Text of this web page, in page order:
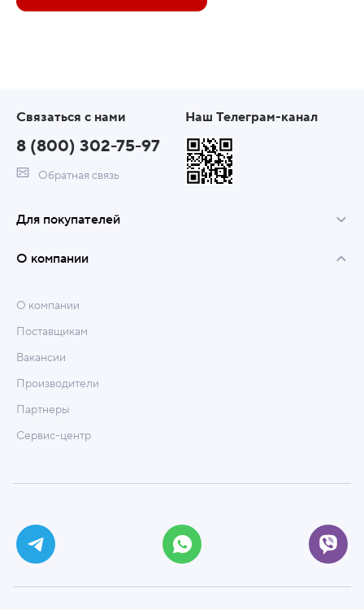
Связаться с нами
8 (800) 302-75-97
Обратная связь
Наш Телеграм-канал
Для покупателей
О компании
О компании
Поставщикам
Вакансии
Производители
Партнеры
Сервис-центр